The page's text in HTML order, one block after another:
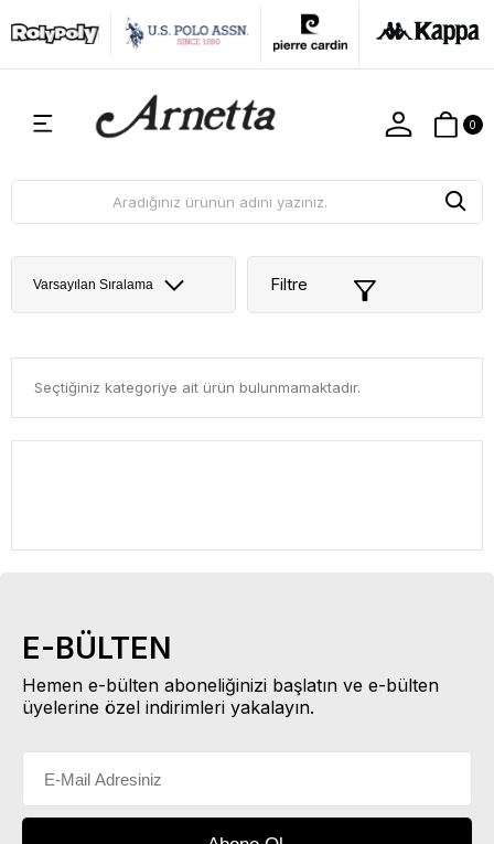
0
Filtre
Seçtiğiniz kategoriye ait ürün bulunmamaktadır.
E-BÜLTEN
Hemen e-bülten aboneliğinizi başlatın ve e-bülten
üyelerine özel indirimleri yakalayın.